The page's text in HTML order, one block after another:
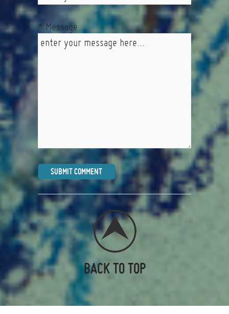
* Message
BACK TO TOP